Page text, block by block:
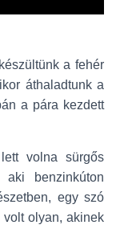
a fehér
áthaladtunk a
a pára kezdett
volna sürgős
aki benzinkúton
egy szó
olyan, akinek